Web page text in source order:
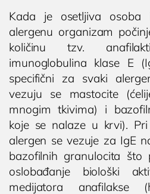
Kada je osetljiva osoba
alergenu organizam
količinu tzv.
imunoglobulina klase E
specifični za svaki
vezuju se mastocite
mnogim tkivima) i
koje se nalaze u krvi).
alergen se vezuje za IgE
bazofilnih granulocita što
oslobađanje biološki
medijatora anafilakse